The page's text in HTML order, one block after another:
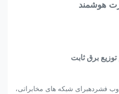
برق ثابت
فشردهبرای شبکه های مخابراتی،